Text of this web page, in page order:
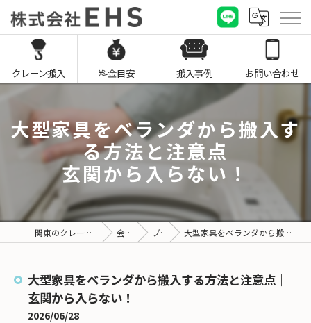
クレーン搬入 料金目安 搬入事例 お問い合わせ
大型家具をベランダから搬入す
る方法と注意点
玄関から入らない！
関東のクレーン搬入なら株式会社EHS 会社概要 ブログ 大型家具をベランダから搬入する方法と注意点｜玄関から入らない！
大型家具をベランダから搬入する方法と注意点｜
玄関から入らない！
2026/06/28